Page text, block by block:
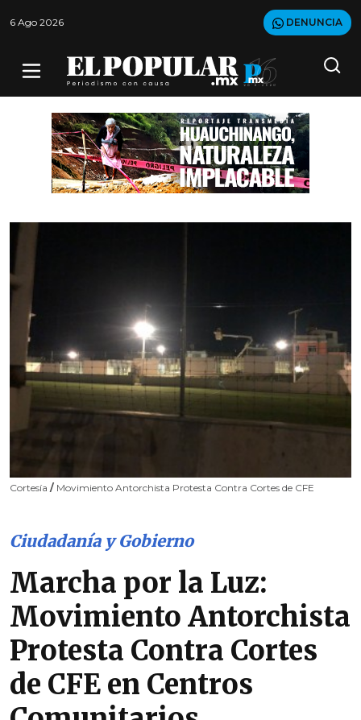
6 Ago 2026 DENUNCIA
Cortesía / Movimiento Antorchista Protesta Contra Cortes de CFE
Ciudadanía y Gobierno
Marcha por la Luz:
Movimiento Antorchista
Protesta Contra Cortes
de CFE en Centros